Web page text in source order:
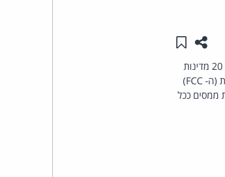
שתפו עמוד זה
שמור ב"תכנים שלי"
פנסילבניה הצטרפה לפלורידה וקולורדו והחליטה להימנע מהוצאת כללים שיסדירו טלפוניה באינטרנט (VoIP). 20 מדינות
אחרות בארצות הברית, ובהן קליפורניה וניו-יורק, שוקלות את עמדתן בנושא בזמן שנציבות התקשורת הפדראלית (ה- FCC)
ממסים ככל